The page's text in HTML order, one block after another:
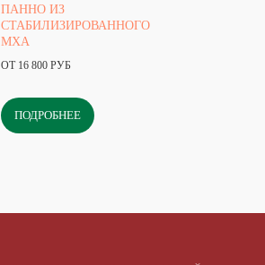
ПАННО ИЗ
СТАБИЛИЗИРОВАННОГО
МХА
ОТ 16 800 РУБ
ПОДРОБНЕЕ